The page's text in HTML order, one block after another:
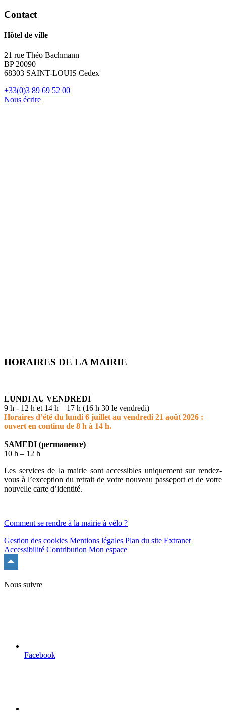
Contact
Hôtel de ville
21 rue Théo Bachmann
BP 20090
68303 SAINT-LOUIS Cedex
+33(0)3 89 69 52 00
Nous écrire
HORAIRES DE LA MAIRIE
LUNDI AU VENDREDI
9 h - 12 h et 14 h – 17 h (16 h 30 le vendredi)
Horaires d’été du lundi 6 juillet au vendredi 21 août 2026 :
ouvert en continu de 8 h à 14 h.
SAMEDI (permanence)
10 h – 12 h
Les services de la mairie sont accessibles uniquement sur rendez-
vous à l’exception du retrait de votre nouveau passeport et de votre
nouvelle carte d’identité.
Comment se rendre à la mairie à vélo ?
Gestion des cookies Mentions légales Plan du site Extranet
Accessibilité Contribution Mon espace
du
Nous suivre
Facebook